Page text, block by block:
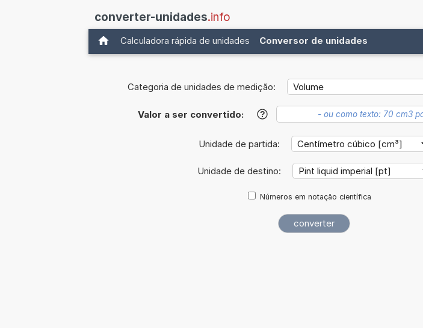
converter-unidades.info
Calculadora rápida de unidades Conversor de unidades
Categoria de unidades de medição:
Valor a ser convertido: ?
Unidade de partida:
Unidade de destino:
Números em notação científica